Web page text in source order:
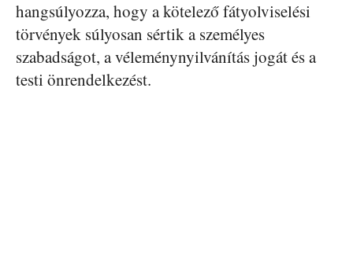
hangsúlyozza, hogy a kötelező fátyolviselési
törvények súlyosan sértik a személyes
szabadságot, a véleménynyilvánítás jogát és a
testi önrendelkezést.